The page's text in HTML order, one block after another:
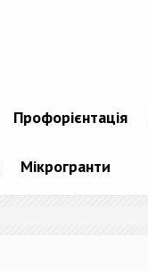
Профорієнтація
Мікрогранти